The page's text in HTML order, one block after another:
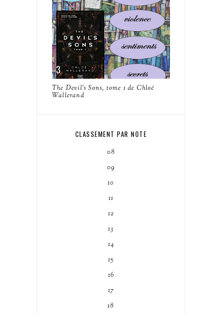
The Devil's Sons, tome 1 de Chloé
Wallerand
CLASSEMENT PAR NOTE
08
09
10
11
12
13
14
15
16
17
18